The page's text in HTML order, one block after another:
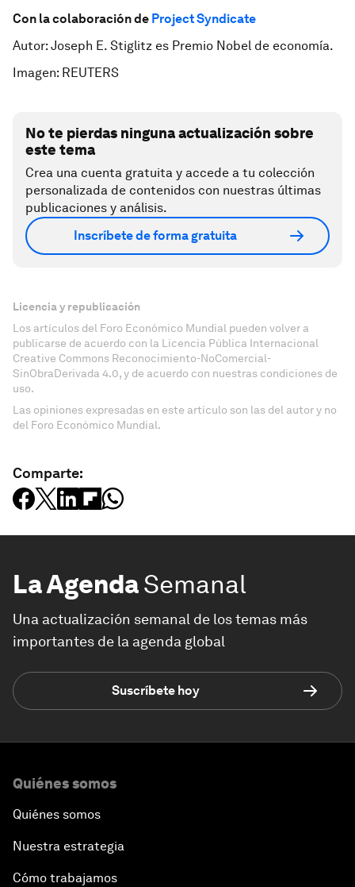
Con la colaboración de Project Syndicate
Autor: Joseph E. Stiglitz es Premio Nobel de economía.
Imagen: REUTERS
No te pierdas ninguna actualización sobre
este tema
Crea una cuenta gratuita y accede a tu colección
personalizada de contenidos con nuestras últimas
publicaciones y análisis.
Inscríbete de forma gratuita
Licencia y republicación
Los artículos del Foro Económico Mundial pueden volver a
publicarse de acuerdo con la Licencia Pública Internacional
Creative Commons Reconocimiento-NoComercial-
SinObraDerivada 4.0, y de acuerdo con nuestras condiciones de
uso.
Las opiniones expresadas en este artículo son las del autor y no
del Foro Económico Mundial.
Comparte:
La AgendaSemanal
Una actualización semanal de los temas más
importantes de la agenda global
Suscríbete hoy
Quiénes somos
Quiénes somos
Nuestra estrategia
Cómo trabajamos